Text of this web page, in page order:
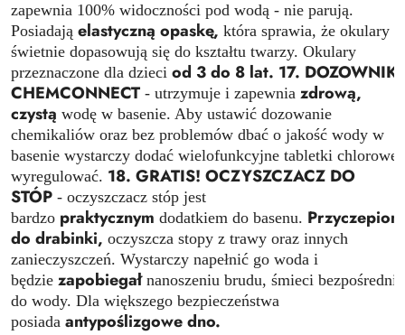
zapewnia 100% widoczności pod wodą - nie parują.
Posiadają elastyczną opaskę, która sprawia, że okulary
świetnie dopasowują się do kształtu twarzy. Okulary
przeznaczone dla dzieci od 3 do 8 lat. 17. DOZOWNIK
CHEMCONNECT - utrzymuje i zapewnia zdrową,
czystą wodę w basenie. Aby ustawić dozowanie
chemikaliów oraz bez problemów dbać o jakość wody w
basenie wystarczy dodać wielofunkcyjne tabletki chlorowe
wyregulować. 18. GRATIS! OCZYSZCZACZ DO
STÓP - oczyszczacz stóp jest
bardzo praktycznym dodatkiem do basenu.
do drabinki, oczyszcza stopy z trawy oraz innych
zanieczyszczeń. Wystarczy napełnić go woda i
będzie zapobiegał nanoszeniu brudu, śmieci bezpośrednio
do wody. Dla większego bezpieczeństwa
posiada antypoślizgowe dno.